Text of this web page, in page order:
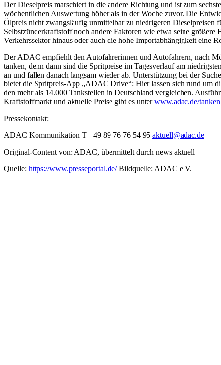
Der Dieselpreis marschiert in die andere Richtung und ist zum
wöchentlichen Auswertung höher als in der Woche zuvor. Die
Ölpreis nicht zwangsläufig unmittelbar zu niedrigeren Dieselpreisen
Selbstzünderkraftstoff noch andere Faktoren wie etwa seine größere
Verkehrssektor hinaus oder auch die hohe Importabhängigkeit eine
Der ADAC empfiehlt den Autofahrerinnen und Autofahrern, nach
tanken, denn dann sind die Spritpreise im Tagesverlauf am
an und fallen danach langsam wieder ab. Unterstützung bei der
bietet die Spritpreis-App „ADAC Drive“: Hier lassen sich rund um
den mehr als 14.000 Tankstellen in Deutschland vergleichen.
Kraftstoffmarkt und aktuelle Preise gibt es unterwww.adac.de/tanken
Pressekontakt:
ADAC Kommunikation T +49 89 76 76 54 95 aktuell@adac.de
Original-Content von: ADAC, übermittelt durch news aktuell
Quelle: https://www.presseportal.de/Bildquelle: ADAC e.V.